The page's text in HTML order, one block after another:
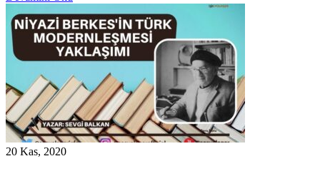
20 Kas, 2020